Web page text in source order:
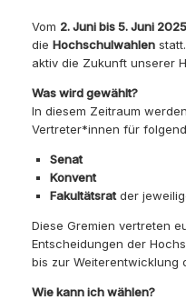
Vom 2. Juni bis 5. Juni 2025
die Hochschulwahlen
aktiv die Zukunft unserer
Was wird gewählt?
In diesem Zeitraum
Vertreter*innen für
Senat
Konvent
Fakultätsratder
Diese Gremien vertreten
Entscheidungen der
bis zur Weiterentwicklung
Wie kann ich wählen?